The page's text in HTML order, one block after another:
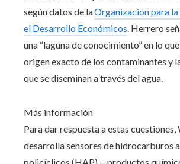
según datos de laOrganización para
el Desarrollo Económicos. Herrero
una “laguna de conocimiento” en lo
origen exacto de los contaminantes y
que se diseminan a través del agua.
Más información
Para dar respuesta a estas
desarrolla sensores de hidrocarburos